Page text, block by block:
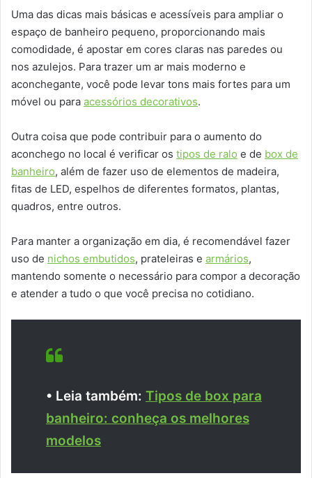
Uma das dicas mais básicas e acessíveis para ampliar o
espaço de banheiro pequeno, proporcionando mais
comodidade, é apostar em cores claras nas paredes ou
nos azulejos. Para trazer um ar mais moderno e
aconchegante, você pode levar tons mais fortes para um
móvel ou para acessórios decorativos.
Outra coisa que pode contribuir para o aumento do
aconchego no local é verificar os tipos de ralo e de box de
banheiro, além de fazer uso de elementos de madeira,
fitas de LED, espelhos de diferentes formatos, plantas,
quadros, entre outros.
Para manter a organização em dia, é recomendável fazer
uso de nichos embutidos, prateleiras e armários,
mantendo somente o necessário para compor a decoração
e atender a tudo o que você precisa no cotidiano.
• Leia também: Tipos de box para
banheiro: conheça os melhores
modelos